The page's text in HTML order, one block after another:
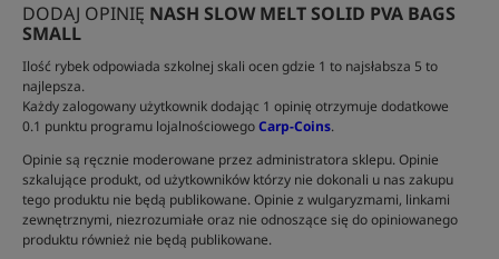
DODAJ OPINIĘ NASH SLOW MELT SOLID PVA BAGS
SMALL
Ilość rybek odpowiada szkolnej skali ocen gdzie 1 to najsłabsza 5 to
najlepsza.
Każdy zalogowany użytkownik dodając 1 opinię otrzymuje dodatkowe
0.1 punktu programu lojalnościowegoCarp-Coins.
Opinie są ręcznie moderowane przez administratora sklepu. Opinie
szkalujące produkt, od użytkowników którzy nie dokonali u nas zakupu
tego produktu nie będą publikowane. Opinie z wulgaryzmami, linkami
zewnętrznymi, niezrozumiałe oraz nie odnoszące się do opiniowanego
produktu również nie będą publikowane.